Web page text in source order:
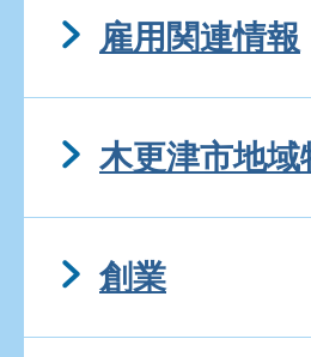
雇用関連情報
木更津市地
創業